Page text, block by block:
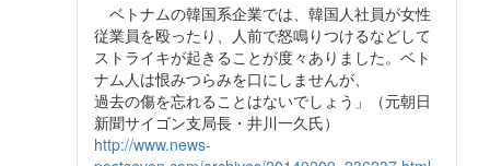
ベトナムの韓国系企業では、韓国人社員が女性
従業員を殴ったり、人前で怒鳴りつけるなどして
ストライキが起きることが度々ありました。ベト
ナム人は恨みつらみを口にしませんが、
過去の傷を忘れることはないでしょう」（元朝日
新聞サイゴン支局長・井川一久氏）
http://www.news-